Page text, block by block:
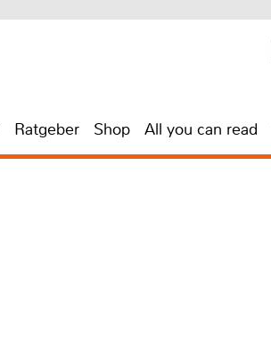
Ratgeber Shop All you can read